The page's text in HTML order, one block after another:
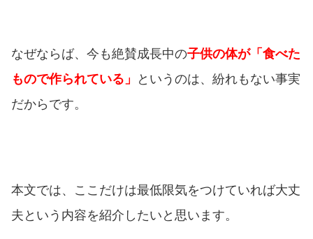
なぜならば、今も絶賛成長中の子供の体が「食べた
もので作られている」
というのは、紛れもない事実
だからです。
本文では、ここだけは最低限気をつけていれば大丈
夫という内容を紹介したいと思います。